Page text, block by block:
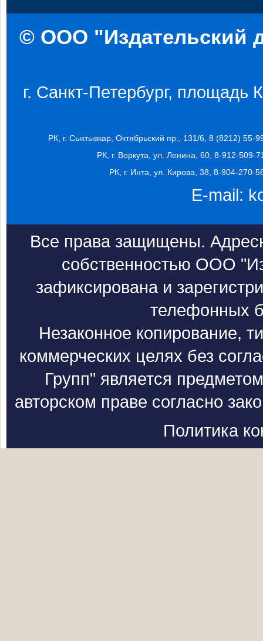
© ООО "Издательский
г. Санкт-Петербург, площадь
РК, г. Сыктывкар, Октябрьский пр., 131/6, 8 (8212) 55-
РК, г. Воркута, ул. Ленина, 60, 8-912-509-
РК, г. Инта, ул. Кирова, 38, 8-904-270-
E-mail:
Все права защищены.
собственностью ООО
зафиксирована и
телефонных
Незаконное копирование,
коммерческих целях без
Групп" является
авторском праве согласно
Политика